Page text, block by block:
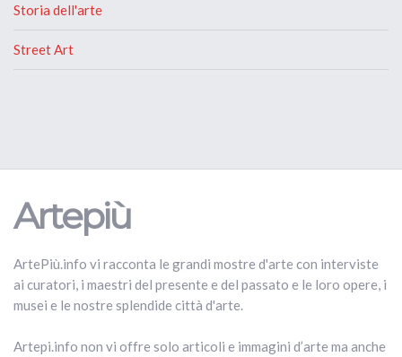
Storia dell'arte
Street Art
Artepiù
ArtePiù.info vi racconta le grandi mostre d'arte con interviste
ai curatori, i maestri del presente e del passato e le loro opere, i
musei e le nostre splendide città d'arte.
Artepi.info non vi offre solo articoli e immagini d’arte ma anche